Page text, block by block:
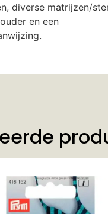
diverse matrijzen/
en een